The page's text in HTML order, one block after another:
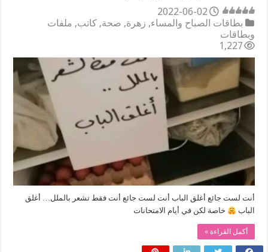
2022-06-02
بطاقات الصباح والمساء, زهرة, صحة, كاتب, ملفات
وبطاقات
1,227
أنت لست جائع أغلق الباب أنت لست جائع أنت فقط تشعر بالملل… أغلق
الباب
خاصة لكن في أيام الامتحانات
أكمل القراءة »